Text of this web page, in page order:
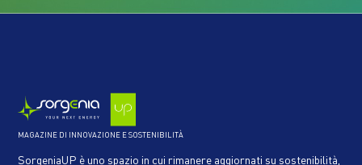
MAGAZINE DI INNOVAZIONE E SOSTENIBILITÀ
SorgeniaUP è uno spazio in cui rimanere aggiornati su sostenibilità,